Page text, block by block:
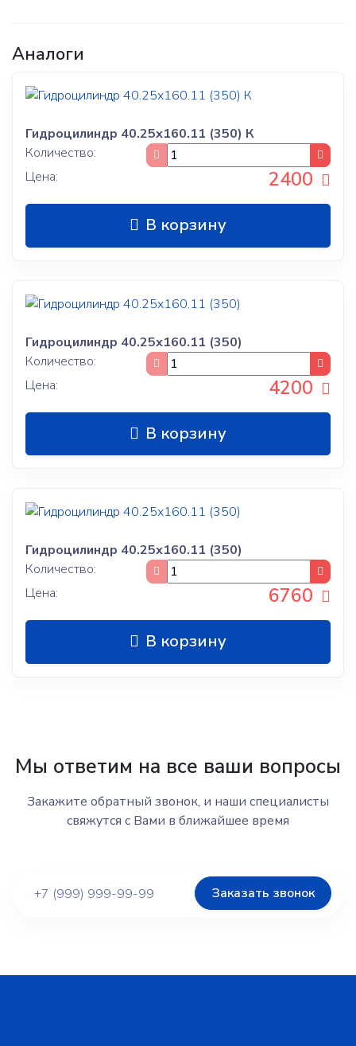
Аналоги
Гидроцилиндр 40.25х160.11 (350) К
Количество:
Цена:
2400
В корзину
Гидроцилиндр 40.25х160.11 (350)
Количество:
Цена:
4200
В корзину
Гидроцилиндр 40.25х160.11 (350)
Количество:
Цена:
6760
В корзину
Мы ответим на все ваши вопросы
Закажите обратный звонок, и наши специалисты
свяжутся с Вами в ближайшее время
Заказать звонок